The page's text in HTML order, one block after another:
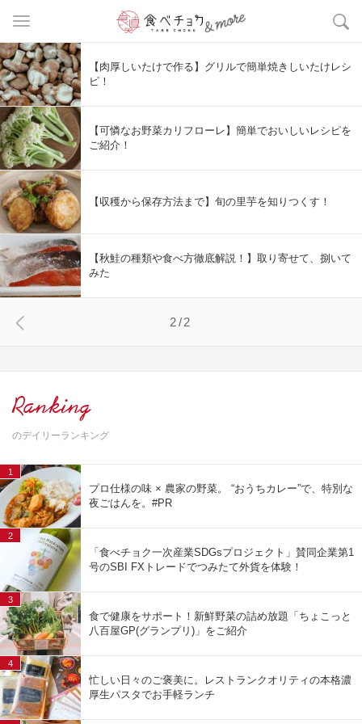
【肉厚しいたけで作る】グリルで簡単焼きしいたけレシ
ピ！
【可憐なお野菜カリフローレ】簡単でおいしいレシピを
ご紹介！
【収穫から保存方法まで】旬の里芋を知りつくす！
【秋鮭の種類や食べ方徹底解説！】取り寄せて、捌いて
みた
2/2
Ranking
のデイリーランキング
プロ仕様の味 × 農家の野菜。 “おうちカレー”で、特別な
夜ごはんを。#PR
1
「食べチョク一次産業SDGsプロジェクト」賛同企業第1
号のSBI FXトレードでつみたて外貨を体験！
2
食で健康をサポート！新鮮野菜の詰め放題「ちょこっと
八百屋GP(グランプリ)」をご紹介
3
忙しい日々のご褒美に。レストランクオリティの本格濃
厚生パスタでお手軽ランチ
4